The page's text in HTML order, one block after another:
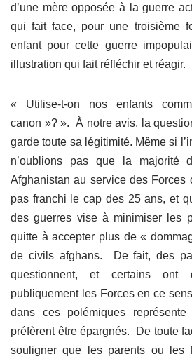
d’une mère opposée à la guerre
qui fait face, pour une troisième
enfant pour cette guerre
illustration qui fait réfléchir et réagir.
« Utilise-t-on nos enfants
canon »? ». À notre avis, la
garde toute sa légitimité. Même si
n’oublions pas que la majorité
Afghanistan au service des Forces
pas franchi le cap des 25 ans, et
des guerres vise à minimiser les
quitte à accepter plus de «
de civils afghans. De fait, des
questionnent, et certains ont
publiquement les Forces en ce
dans ces polémiques
préfèrent être épargnés. De toute
souligner que les parents ou les